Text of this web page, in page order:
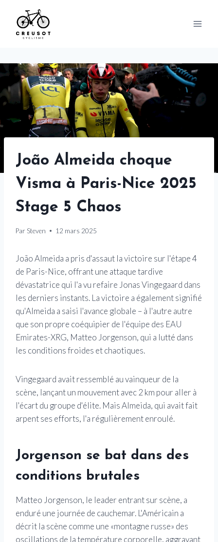
content
João Almeida choque
Visma à Paris-Nice 2025
Stage 5 Chaos
Par Steven 12 mars 2025
João Almeida a pris d'assaut la victoire sur l'étape 4
de Paris-Nice, offrant une attaque tardive
dévastatrice qui l'a vu refaire Jonas Vingegaard dans
les derniers instants. La victoire a également signifié
qu'Almeida a saisi l'avance globale – à l'autre autre
que son propre coéquipier de l'équipe des EAU
Emirates-XRG, Matteo Jorgenson, qui a lutté dans
les conditions froides et chaotiques.
Vingegaard avait ressemblé au vainqueur de la
scène, lançant un mouvement avec 2 km pour aller à
l'écart du groupe d'élite. Mais Almeida, qui avait fait
arpent ses efforts, l'a régulièrement enroulé.
Jorgenson se bat dans des
conditions brutales
Matteo Jorgenson, le leader entrant sur scène, a
enduré une journée de cauchemar. L'Américain a
décrit la scène comme une «montagne russe» des
oscillations de la température corporelle, aggravant